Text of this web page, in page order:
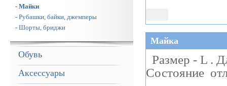
- Майки
- Рубашки, байки, джемперы
- Шорты, бриджи
Обувь
Аксессуары
Майка
Размер - L .
Состояние